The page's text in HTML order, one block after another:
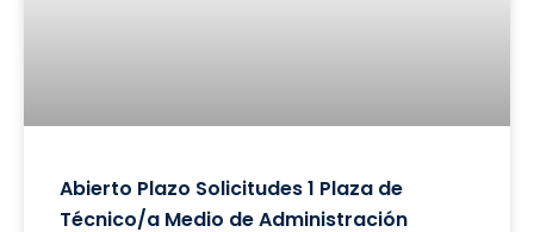
Abierto Plazo Solicitudes 1 Plaza de
Técnico/a Medio de Administración